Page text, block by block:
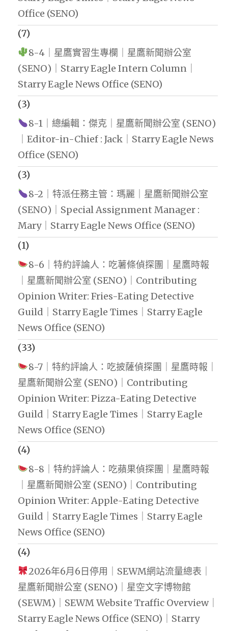
Office (SENO)
(7)
8-4｜星鷹實習生專欄｜星鷹新聞辦公室
(SENO)｜Starry Eagle Intern Column｜
Starry Eagle News Office (SENO)
(3)
8-1｜總編輯：傑克｜星鷹新聞辦公室 (SENO)
｜Editor-in-Chief : Jack｜Starry Eagle News
Office (SENO)
(3)
8-2｜特派任務主管：瑪麗｜星鷹新聞辦公室
(SENO)｜Special Assignment Manager :
Mary｜Starry Eagle News Office (SENO)
(1)
8-6｜特約評論人：吃薯條偵探團｜星鷹時報
｜星鷹新聞辦公室 (SENO)｜Contributing
Opinion Writer: Fries-Eating Detective
Guild｜Starry Eagle Times｜Starry Eagle
News Office (SENO)
(33)
8-7｜特約評論人：吃披薩偵探團｜星鷹時報｜
星鷹新聞辦公室 (SENO)｜Contributing
Opinion Writer: Pizza-Eating Detective
Guild｜Starry Eagle Times｜Starry Eagle
News Office (SENO)
(4)
8-8｜特約評論人：吃蘋果偵探團｜星鷹時報
｜星鷹新聞辦公室 (SENO)｜Contributing
Opinion Writer: Apple-Eating Detective
Guild｜Starry Eagle Times｜Starry Eagle
News Office (SENO)
(4)
2026年6月6日停用｜SEWM網站流量總表｜
星鷹新聞辦公室 (SENO)｜星空文字博物館
(SEWM)｜SEWM Website Traffic Overview｜
Starry Eagle News Office (SENO)｜Starry